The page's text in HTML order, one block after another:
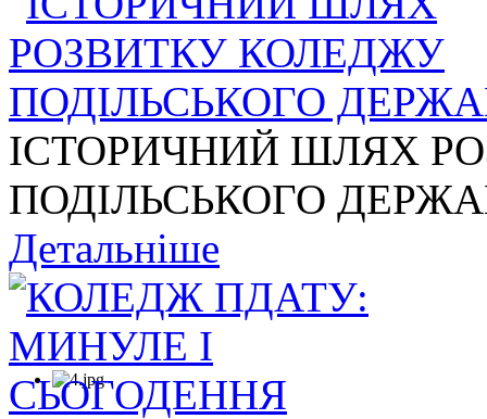
ІСТОРИЧНИЙ ШЛЯХ
ПОДІЛЬСЬКОГО
Детальніше